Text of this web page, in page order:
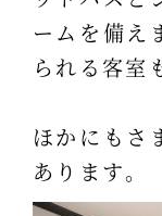
ームを備え
られる客室
ほかにもさ
あります。